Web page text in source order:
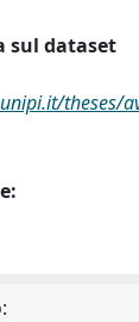
sul dataset
theses/